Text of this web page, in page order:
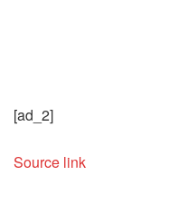
[ad_2]
Source link